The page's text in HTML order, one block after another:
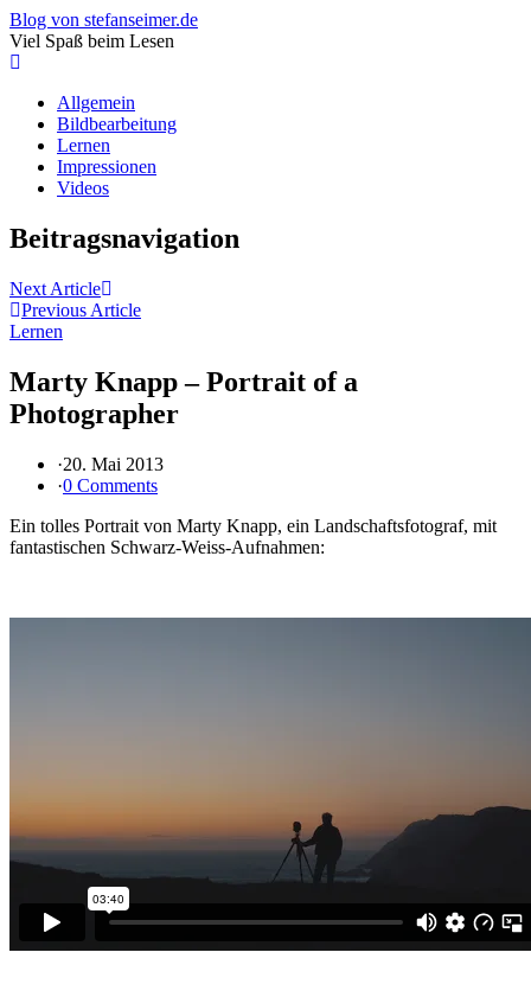
Blog von stefanseimer.de
Viel Spaß beim Lesen
Allgemein
Bildbearbeitung
Lernen
Impressionen
Videos
Beitragsnavigation
Next Article
Previous Article
Lernen
Marty Knapp – Portrait of a
Photographer
·20. Mai 2013
·0 Comments
Ein tolles Portrait von Marty Knapp, ein Landschaftsfotograf, mit
fantastischen Schwarz-Weiss-Aufnahmen: